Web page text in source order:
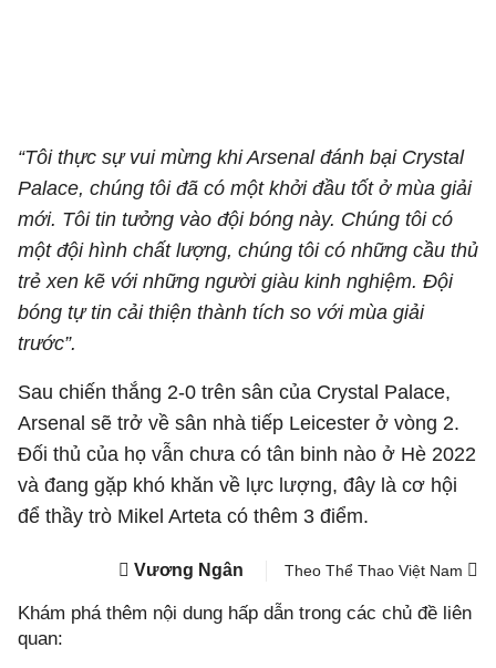
“Tôi thực sự vui mừng khi Arsenal đánh bại Crystal
Palace, chúng tôi đã có một khởi đầu tốt ở mùa giải
mới. Tôi tin tưởng vào đội bóng này. Chúng tôi có
một đội hình chất lượng, chúng tôi có những cầu thủ
trẻ xen kẽ với những người giàu kinh nghiệm. Đội
bóng tự tin cải thiện thành tích so với mùa giải
trước”.
Sau chiến thắng 2-0 trên sân của Crystal Palace,
Arsenal sẽ trở về sân nhà tiếp Leicester ở vòng 2.
Đối thủ của họ vẫn chưa có tân binh nào ở Hè 2022
và đang gặp khó khăn về lực lượng, đây là cơ hội
để thầy trò Mikel Arteta có thêm 3 điểm.
Vương Ngân Theo Thể Thao Việt Nam
Khám phá thêm nội dung hấp dẫn trong các chủ đề liên
quan: